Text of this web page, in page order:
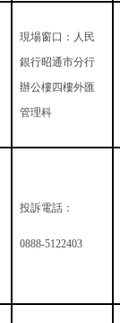
現場窗口：人民
銀行昭通市分行
辦公樓四樓外匯
管理科
投訴電話：
0888-5122403